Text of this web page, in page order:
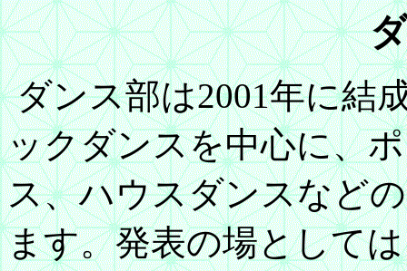
ダンス部は2001年に結
ックダンスを中心に、
ス、ハウスダンスなど
ます。発表の場として